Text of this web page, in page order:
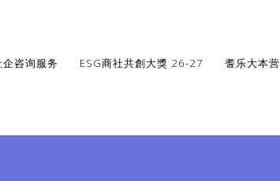
企咨询服务 ESG商社共創大獎 26-27 耆乐大本营